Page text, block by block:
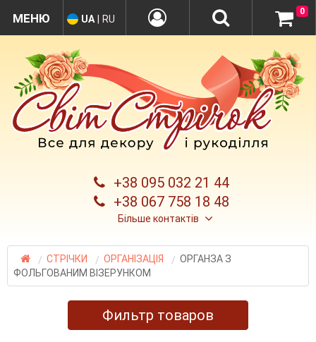
+38 095 032 21 44
+38 067 758 18 48
Більше контактів
UA RU
0
СТРІЧКИ ОРГАНІЗАЦІЯ
ОРГАНЗА З
ФОЛЬГОВАНИМ ВІЗЕРУНКОМ
Фильтр товаров